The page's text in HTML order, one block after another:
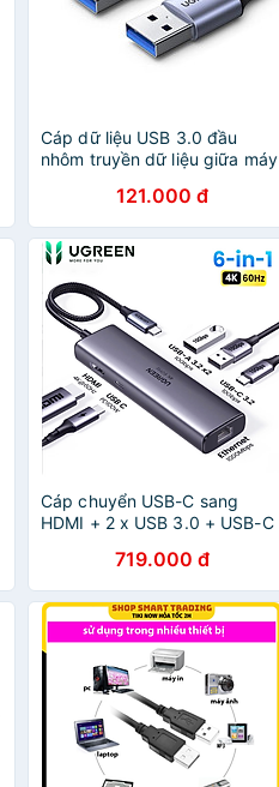
Cáp dữ liệu USB 3.0 đầu
nhôm truyền dữ liệu giữa máy
Ugreen 80789 - Hàng chính
hãng
121.000 đ
Cáp chuyển USB-C sang
HDMI + 2 x USB 3.0 + USB-C
45000 - Hàng chính hãng
719.000 đ